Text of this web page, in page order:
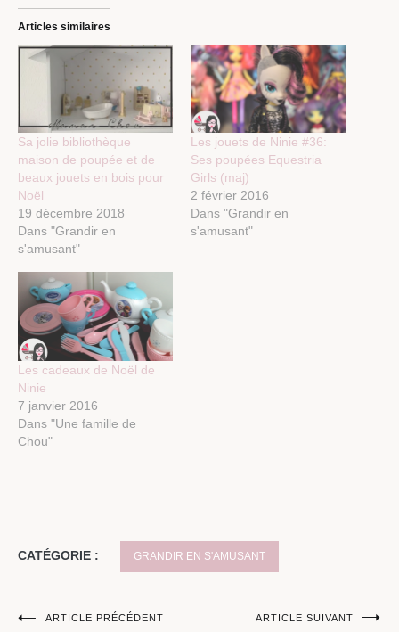
Articles similaires
Sa jolie bibliothèque
maison de poupée et de
beaux jouets en bois pour
Noël
19 décembre 2018
Dans "Grandir en
s'amusant"
Les jouets de Ninie #36:
Ses poupées Equestria
Girls (maj)
2 février 2016
Dans "Grandir en
s'amusant"
Les cadeaux de Noël de
Ninie
7 janvier 2016
Dans "Une famille de
Chou"
CATÉGORIE : GRANDIR EN S'AMUSANT
ARTICLE PRÉCÉDENT ARTICLE SUIVANT